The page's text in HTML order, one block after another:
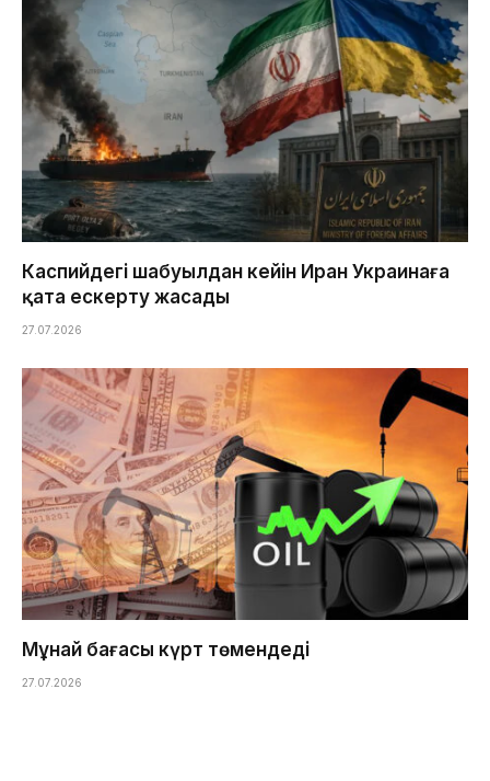
Каспийдегі шабуылдан кейін Иран Украинаға
қатаң ескерту жасады
27.07.2026
Мұнай бағасы күрт төмендеді
27.07.2026